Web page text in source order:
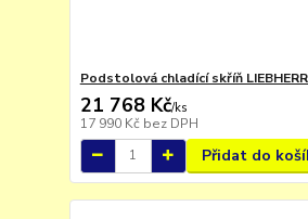
Podstolová chladící skříň
21 768 Kč/ks
17 990 Kč bez DPH
Přidat do